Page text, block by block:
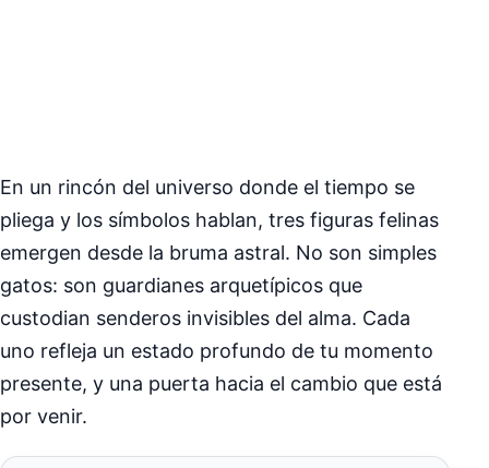
En un rincón del universo donde el tiempo se
pliega y los símbolos hablan, tres figuras felinas
emergen desde la bruma astral. No son simples
gatos: son guardianes arquetípicos que
custodian senderos invisibles del alma. Cada
uno refleja un estado profundo de tu momento
presente, y una puerta hacia el cambio que está
por venir.